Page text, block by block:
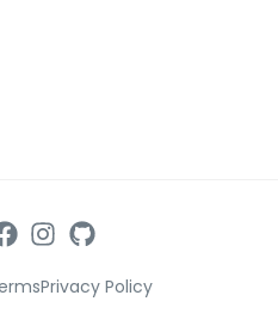
Privacy Policy